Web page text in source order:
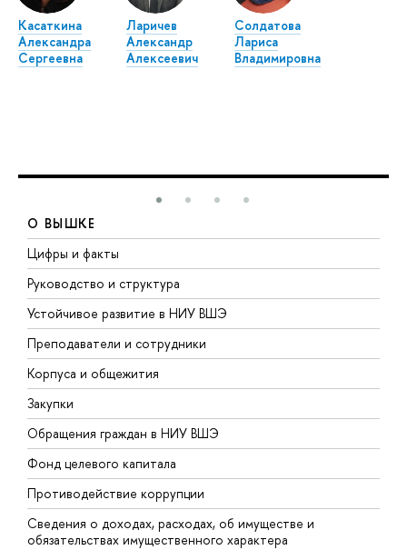
Касаткина
Александра
Сергеевна
Ларичев
Александр
Алексеевич
Солдатова
Лариса
Владимировна
О ВЫШКЕ
Цифры и факты
Руководство и структура
Устойчивое развитие в НИУ ВШЭ
Преподаватели и сотрудники
Корпуса и общежития
Закупки
Обращения граждан в НИУ ВШЭ
Фонд целевого капитала
Противодействие коррупции
Сведения о доходах, расходах, об имуществе и
обязательствах имущественного характера